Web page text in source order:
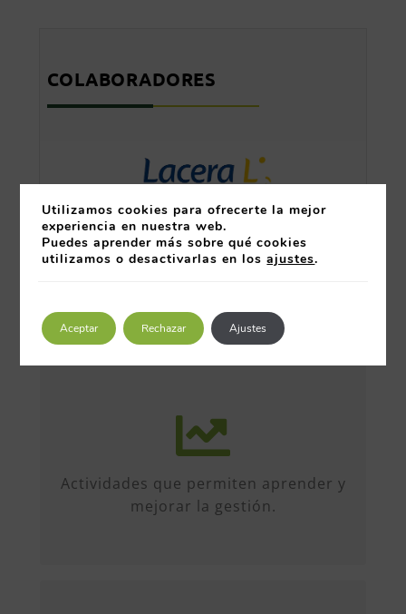
COLABORADORES
Actividades que permiten aprender y
mejorar la gestión.
Más de 50 iniciativas anuales de
formato diverso, sobre múltiples
formación, etc...
Utilizamos cookies para ofrecerte la mejor
experiencia en nuestra web.
Puedes aprender más sobre qué cookies
utilizamos o desactivarlas en losajustes.
Aceptar Rechazar Ajustes